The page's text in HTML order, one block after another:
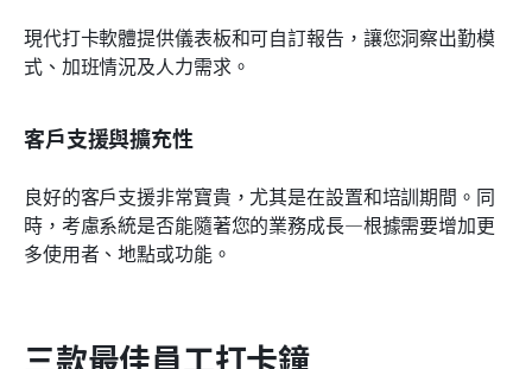
現代打卡軟體提供儀表板和可自訂報告，讓您洞察出勤模
式、加班情況及人力需求。
客戶支援與擴充性
良好的客戶支援非常寶貴，尤其是在設置和培訓期間。同
時，考慮系統是否能隨著您的業務成長—根據需要增加更
多使用者、地點或功能。
三款最佳員工打卡鐘